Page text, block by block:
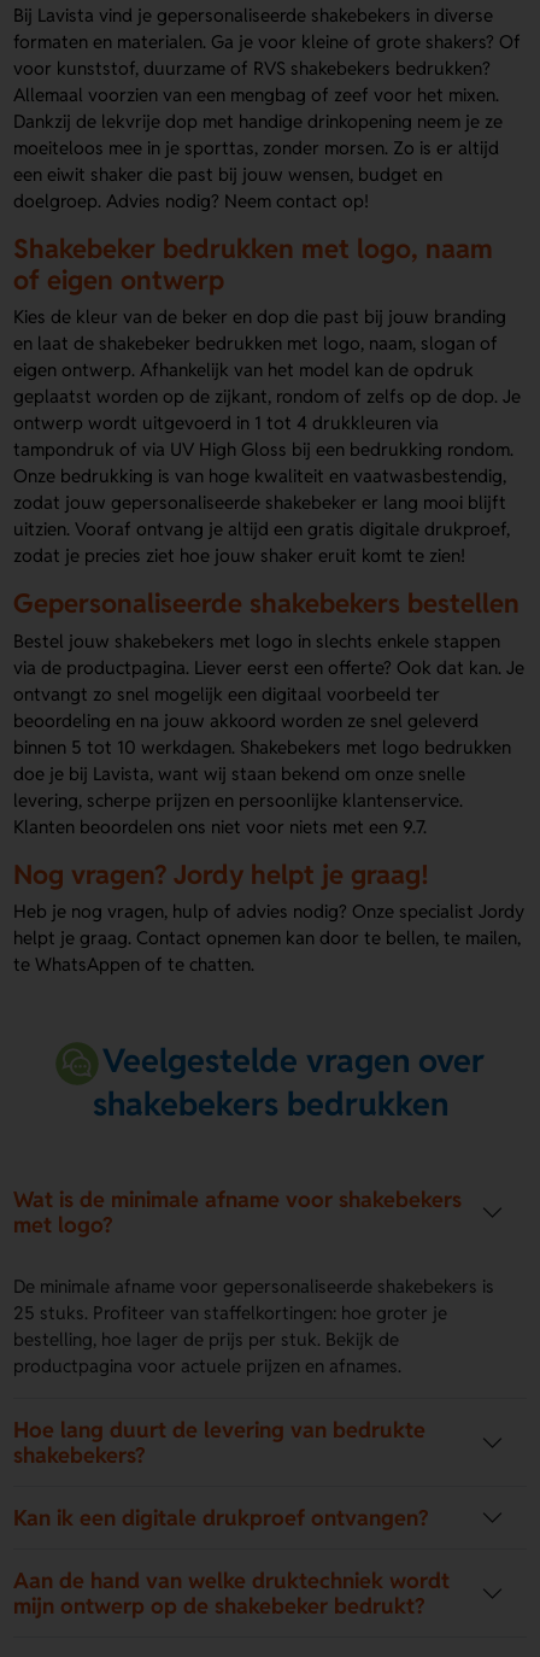
Bij Lavista vind je gepersonaliseerde shakebekers in diverse
formaten en materialen. Ga je voor kleine of grote shakers? Of
voor kunststof, duurzame of RVS shakebekers bedrukken?
Allemaal voorzien van een mengbag of zeef voor het mixen.
Dankzij de lekvrije dop met handige drinkopening neem je ze
moeiteloos mee in je sporttas, zonder morsen. Zo is er altijd
een eiwit shaker die past bij jouw wensen, budget en
doelgroep. Advies nodig? Neem contact op!
Shakebeker bedrukken met logo, naam
of eigen ontwerp
Kies de kleur van de beker en dop die past bij jouw branding
en laat de shakebeker bedrukken met logo, naam, slogan of
eigen ontwerp. Afhankelijk van het model kan de opdruk
geplaatst worden op de zijkant, rondom of zelfs op de dop. Je
ontwerp wordt uitgevoerd in 1 tot 4 drukkleuren via
tampondruk of via UV High Gloss bij een bedrukking rondom.
Onze bedrukking is van hoge kwaliteit en vaatwasbestendig,
zodat jouw gepersonaliseerde shakebeker er lang mooi blijft
uitzien. Vooraf ontvang je altijd een gratis digitale drukproef,
zodat je precies ziet hoe jouw shaker eruit komt te zien!
Gepersonaliseerde shakebekers bestellen
Bestel jouw shakebekers met logo in slechts enkele stappen
via de productpagina. Liever eerst een offerte? Ook dat kan. Je
ontvangt zo snel mogelijk een digitaal voorbeeld ter
beoordeling en na jouw akkoord worden ze snel geleverd
binnen 5 tot 10 werkdagen. Shakebekers met logo bedrukken
doe je bij Lavista, want wij staan bekend om onze snelle
levering, scherpe prijzen en persoonlijke klantenservice.
Klanten beoordelen ons niet voor niets met een 9.7.
Nog vragen? Jordy helpt je graag!
Heb je nog vragen, hulp of advies nodig? Onze specialist Jordy
helpt je graag. Contact opnemen kan door te bellen, te mailen,
te WhatsAppen of te chatten.
Veelgestelde vragen over
shakebekers bedrukken
Wat is de minimale afname voor shakebekers
met logo?
De minimale afname voor gepersonaliseerde shakebekers is
25 stuks. Profiteer van staffelkortingen: hoe groter je
bestelling, hoe lager de prijs per stuk. Bekijk de
productpagina voor actuele prijzen en afnames.
Hoe lang duurt de levering van bedrukte
shakebekers?
Kan ik een digitale drukproef ontvangen?
Aan de hand van welke druktechniek wordt
mijn ontwerp op de shakebeker bedrukt?